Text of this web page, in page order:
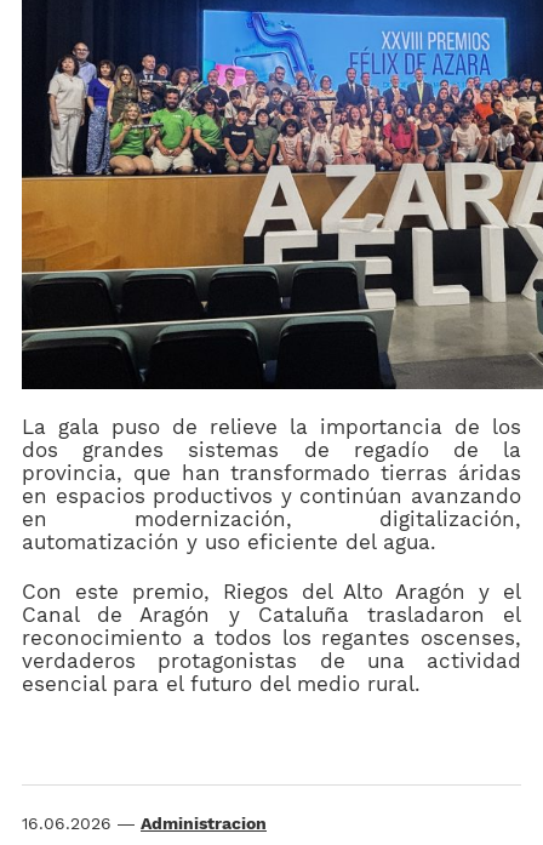
La gala puso de relieve la importancia de los
dos grandes sistemas de regadío de la
provincia, que han transformado tierras áridas
en espacios productivos y continúan avanzando
en modernización, digitalización,
automatización y uso eficiente del agua.
Con este premio, Riegos del Alto Aragón y el
Canal de Aragón y Cataluña trasladaron el
reconocimiento a todos los regantes oscenses,
verdaderos protagonistas de una actividad
esencial para el futuro del medio rural.
16.06.2026 — Administracion